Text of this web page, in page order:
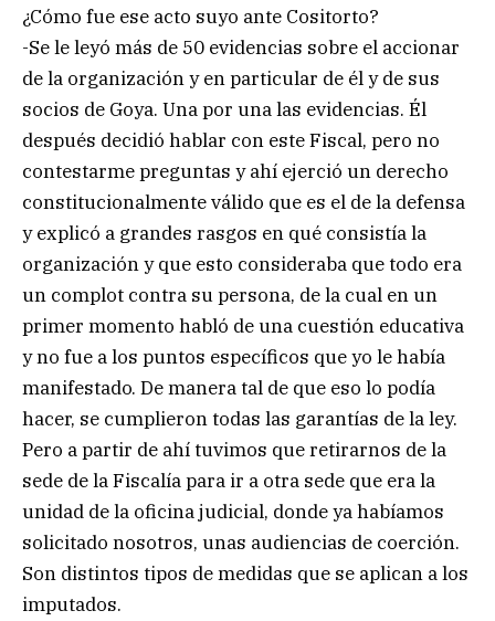
¿Cómo fue ese acto suyo ante Cositorto?
-Se le leyó más de 50 evidencias sobre el accionar
de la organización y en particular de él y de sus
socios de Goya. Una por una las evidencias. Él
después decidió hablar con este Fiscal, pero no
contestarme preguntas y ahí ejerció un derecho
constitucionalmente válido que es el de la defensa
y explicó a grandes rasgos en qué consistía la
organización y que esto consideraba que todo era
un complot contra su persona, de la cual en un
primer momento habló de una cuestión educativa
y no fue a los puntos específicos que yo le había
manifestado. De manera tal de que eso lo podía
hacer, se cumplieron todas las garantías de la ley.
Pero a partir de ahí tuvimos que retirarnos de la
sede de la Fiscalía para ir a otra sede que era la
unidad de la oficina judicial, donde ya habíamos
solicitado nosotros, unas audiencias de coerción.
Son distintos tipos de medidas que se aplican a los
imputados.